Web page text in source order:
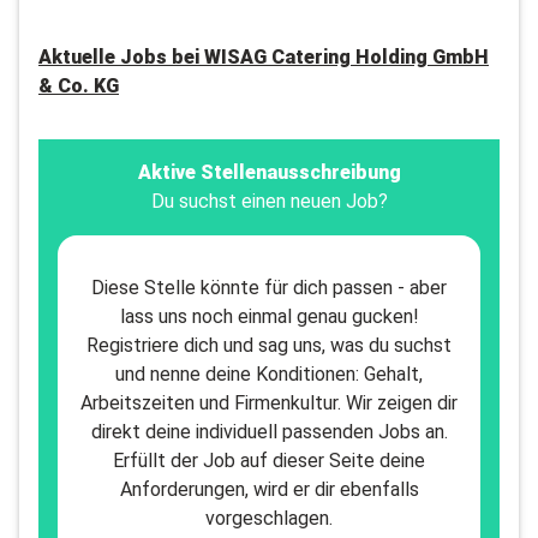
Aktuelle Jobs bei WISAG Catering Holding GmbH
& Co. KG
Aktive Stellenausschreibung
Du suchst einen neuen Job?
Diese Stelle könnte für dich passen - aber
lass uns noch einmal genau gucken!
Registriere dich und sag uns, was du suchst
und nenne deine Konditionen: Gehalt,
Arbeitszeiten und Firmenkultur. Wir zeigen dir
direkt deine individuell passenden Jobs an.
Erfüllt der Job auf dieser Seite deine
Anforderungen, wird er dir ebenfalls
vorgeschlagen.